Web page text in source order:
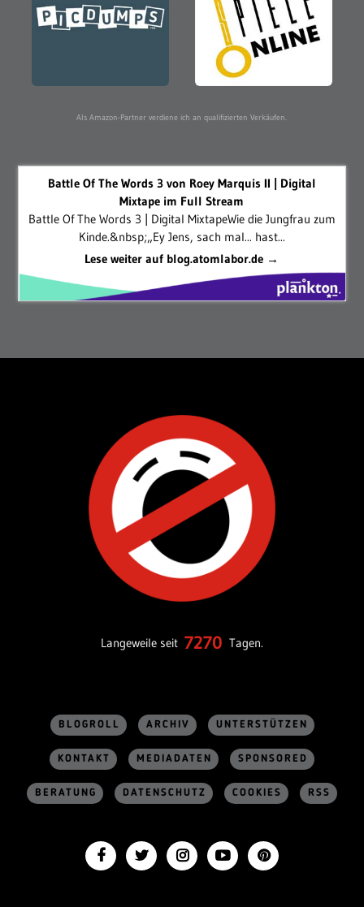
Als Amazon-Partner verdiene ich an qualifizierten Verkäufen.
Battle Of The Words 3 von Roey Marquis II | Digital
Mixtape im Full Stream
Battle Of The Words 3 | Digital MixtapeWie die Jungfrau zum
Kinde.&nbsp;„Ey Jens, sach mal... hast...
Lese weiter auf blog.atomlabor.de →
Langeweile seit 7270 Tagen.
BLOGROLL ARCHIV UNTERSTÜTZEN
KONTAKT MEDIADATEN SPONSORED
BERATUNG DATENSCHUTZ COOKIES RSS